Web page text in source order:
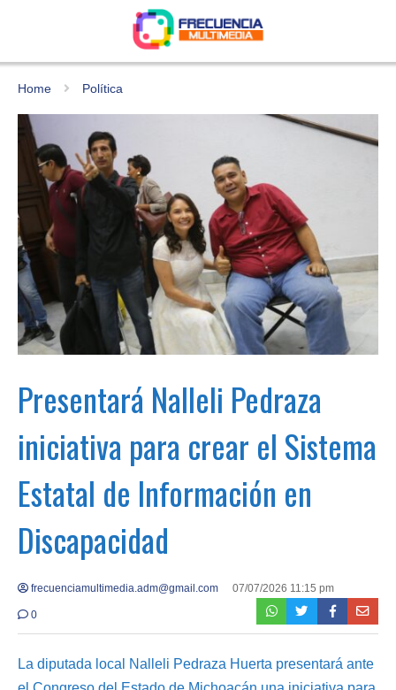
Home Política
Presentará Nalleli Pedraza
iniciativa para crear el Sistema
Estatal de Información en
Discapacidad
frecuenciamultimedia.adm@gmail.com 07/07/2026 11:15 pm
0
La diputada local Nalleli Pedraza Huerta presentará ante